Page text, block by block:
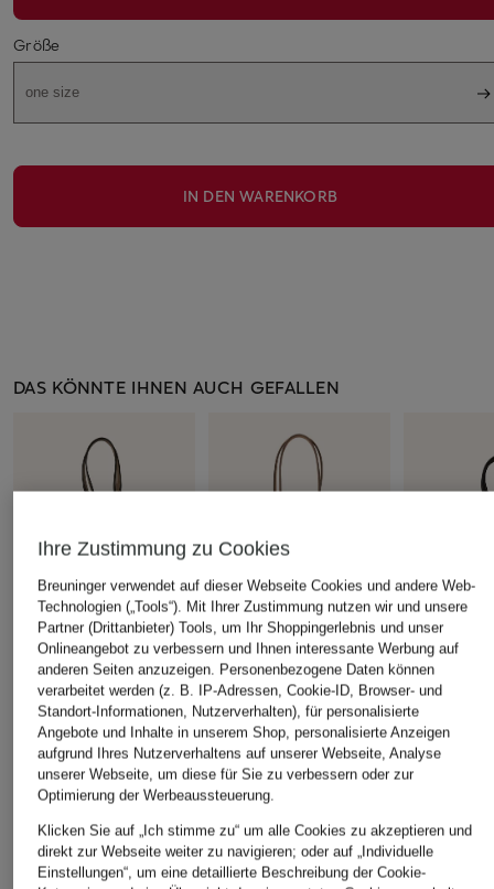
Größe
one size
IN DEN WARENKORB
DAS KÖNNTE IHNEN AUCH GEFALLEN
TOD'S
Shopper
CHF 2'100
TOD'S
Beuteltasche mit Pouch
CHF 2'000
TOD'S
Handtasche
MINI mit
CHF 2'000
ÄHNLICHE ARTIKEL ENTDECKEN
Ihre Zustimmung zu Cookies
Breuninger verwendet auf dieser Webseite Cookies und andere Web-
Technologien („Tools“). Mit Ihrer Zustimmung nutzen wir und unsere
Partner (Drittanbieter) Tools, um Ihr Shoppingerlebnis und unser
Onlineangebot zu verbessern und Ihnen interessante Werbung auf
anderen Seiten anzuzeigen. Personenbezogene Daten können
verarbeitet werden (z. B. IP-Adressen, Cookie-ID, Browser- und
Standort-Informationen, Nutzerverhalten), für personalisierte
Angebote und Inhalte in unserem Shop, personalisierte Anzeigen
aufgrund Ihres Nutzerverhaltens auf unserer Webseite, Analyse
unserer Webseite, um diese für Sie zu verbessern oder zur
Optimierung der Werbeaussteuerung.
Klicken Sie auf „Ich stimme zu“ um alle Cookies zu akzeptieren und
direkt zur Webseite weiter zu navigieren; oder auf „Individuelle
Einstellungen“, um eine detaillierte Beschreibung der Cookie-